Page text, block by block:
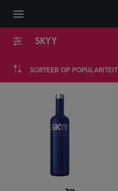
SKYY
SORTEER OP POPULARITEIT